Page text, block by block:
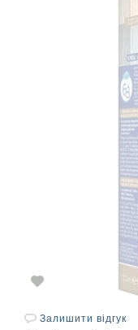
Залишити відгук